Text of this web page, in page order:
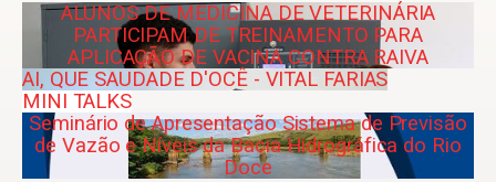
ALUNOS DE MEDICINA DE VETERINÁRIA
PARTICIPAM DE TREINAMENTO PARA
APLICAÇÃO DE VACINA CONTRA RAIVA
AI, QUE SAUDADE D'OCÊ - VITAL FARIAS
MINI TALKS
Seminário de Apresentação Sistema de Previsão
de Vazão e Níveis da Bacia Hidrográfica do Rio
Doce